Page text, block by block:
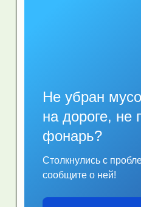
Не убран
на дороге, не
фонарь?
Столкнулись с
сообщите о ней!